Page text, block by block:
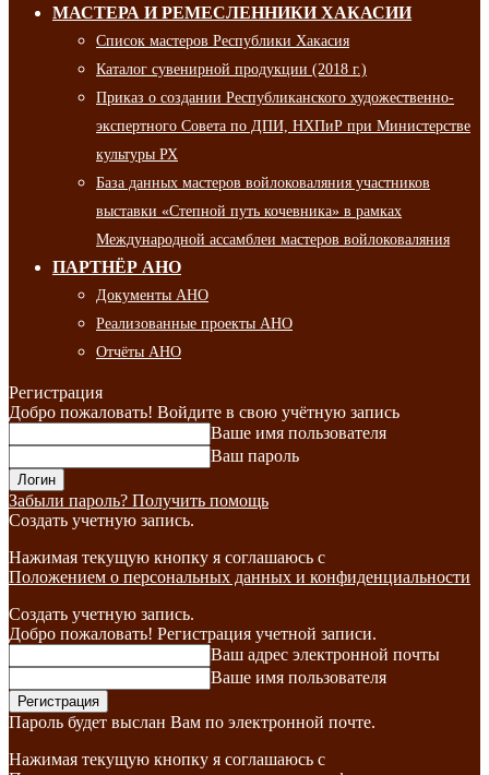
МАСТЕРА И РЕМЕСЛЕННИКИ ХАКАСИИ
Список мастеров Республики Хакасия
Каталог сувенирной продукции (2018 г.)
Приказ о создании Республиканского художественно-
экспертного Совета по ДПИ, НХПиР при Министерстве
культуры РХ
База данных мастеров войлоковаляния участников
выставки «Степной путь кочевника» в рамках
Международной ассамблеи мастеров войлоковаляния
ПАРТНЁР АНО
Документы АНО
Реализованные проекты АНО
Отчёты АНО
Регистрация
Добро пожаловать! Войдите в свою учётную запись
Ваше имя пользователя
Ваш пароль
Забыли пароль? Получить помощь
Создать учетную запись.
Нажимая текущую кнопку я соглашаюсь с
Положением о персональных данных и конфиденциальности
Создать учетную запись.
Добро пожаловать! Регистрация учетной записи.
Ваш адрес электронной почты
Ваше имя пользователя
Пароль будет выслан Вам по электронной почте.
Нажимая текущую кнопку я соглашаюсь с